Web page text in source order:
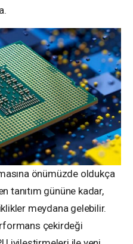
önümüzde oldukça
tanıtım gününe kadar,
meydana gelebilir.
çekirdeği